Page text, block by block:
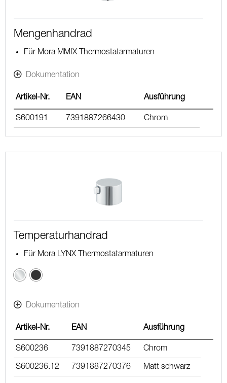
Mengenhandrad
Für Mora MMIX Thermostatarmaturen
Dokumentation
Artikel-Nr. EAN Ausführung
S600191 7391887266430 Chrom
Temperaturhandrad
Für Mora LYNX Thermostatarmaturen
Chrom
Dokumentation
Artikel-Nr. EAN Ausführung
S600236 7391887270345 Chrom
S600236.12 7391887270376 Matt schwarz